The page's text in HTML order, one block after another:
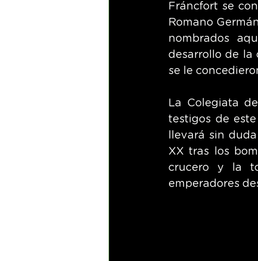
Fráncfort se
Romano
nombrados
desarrollo de la
se le
La Colegiata
testigos de
llevará sin
XX tras los
crucero y la
emperadores